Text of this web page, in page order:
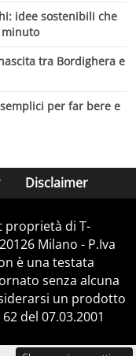
idee sostenibili che
minuto
tra Bordighera e
per far bere e
Disclaimer
proprietà di T-
Milano - P.Iva
è una testata
senza alcuna
un prodotto
del 07.03.2001